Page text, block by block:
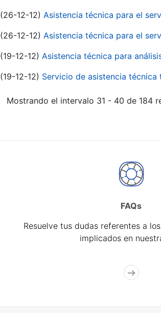
(26-12-12) Asistencia técnica para el
(26-12-12) Asistencia técnica para el
(19-12-12) Asistencia técnica para
(19-12-12) Servicio de asistencia
Mostrando el intervalo 31 - 40 de 184
FAQs
Resuelve tus dudas referentes a
implicados en